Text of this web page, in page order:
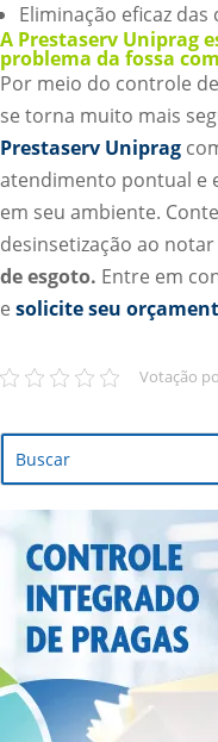
Eliminação eficaz das
A Prestaserv Uniprag
problema da fossa
Por meio do controle
se torna muito mais
Prestaserv Uniprag
atendimento pontual e
em seu ambiente.
desinsetização ao notar
de esgoto. Entre em
e solicite seu
Votação